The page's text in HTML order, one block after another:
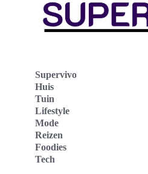
Supervivo
Huis
Tuin
Lifestyle
Mode
Reizen
Foodies
Tech